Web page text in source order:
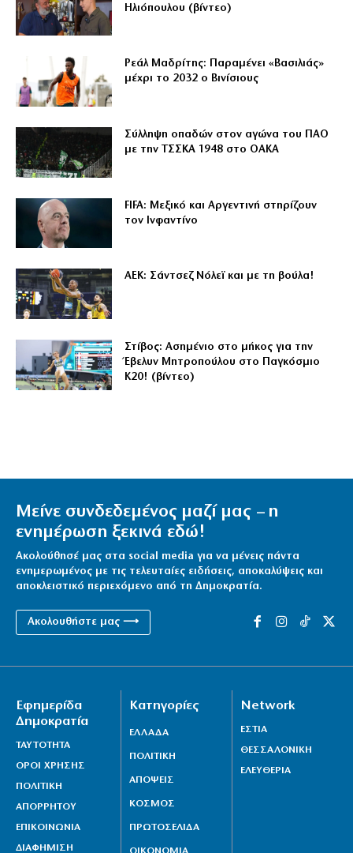
Ηλιόπουλου (βίντεο)
Ρεάλ Μαδρίτης: Παραμένει «Βασιλιάς»
μέχρι το 2032 ο Βινίσιους
Σύλληψη οπαδών στον αγώνα του ΠΑΟ
με την ΤΣΣΚΑ 1948 στο ΟΑΚΑ
FIFA: Μεξικό και Αργεντινή στηρίζουν
τον Ινφαντίνο
ΑΕΚ: Σάντσεζ Νόλεϊ και με τη βούλα!
Στίβος: Ασημένιο στο μήκος για την
Έβελυν Μητροπούλου στο Παγκόσμιο
Κ20! (βίντεο)
Μείνε συνδεδεμένος μαζί μας – η
ενημέρωση ξεκινά εδώ!
Ακολούθησέ μας στα social media για να μένεις πάντα
ενημερωμένος με τις τελευταίες ειδήσεις, αποκαλύψεις και
αποκλειστικό περιεχόμενο από τη Δημοκρατία.
Ακολουθήστε μας ⟶
Εφημερίδα
Δημοκρατία
ΤΑΥΤΟΤΗΤΑ
ΟΡΟΙ ΧΡΗΣΗΣ
ΠΟΛΙΤΙΚΗ
ΑΠΟΡΡΗΤΟΥ
ΕΠΙΚΟΙΝΩΝΙΑ
ΔΙΑΦΗΜΙΣΗ
Κατηγορίες
ΕΛΛΑΔΑ
ΠΟΛΙΤΙΚΗ
ΑΠΟΨΕΙΣ
ΚΟΣΜΟΣ
ΠΡΩΤΟΣΕΛΙΔΑ
Network
ΕΣΤΙΑ
ΘΕΣΣΑΛΟΝΙΚΗ
ΕΛΕΥΘΕΡΙΑ